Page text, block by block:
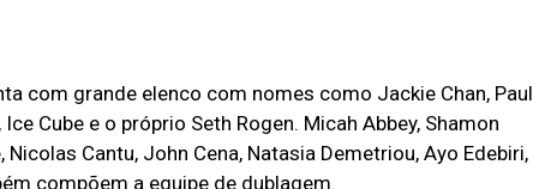
com grande elenco com nomes como Jackie Chan, Paul
Cube e o próprio Seth Rogen. Micah Abbey, Shamon
Nicolas Cantu, John Cena, Natasia Demetriou, Ayo Edebiri,
compõem a equipe de dublagem.